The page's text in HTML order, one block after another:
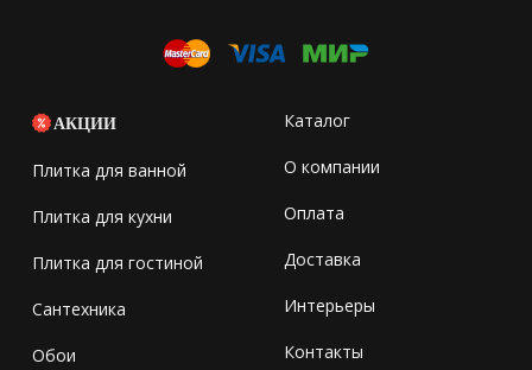
АКЦИИ
Плитка для ванной
Плитка для кухни
Плитка для гостиной
Сантехника
Обои
Каталог
О компании
Оплата
Доставка
Интерьеры
Контакты